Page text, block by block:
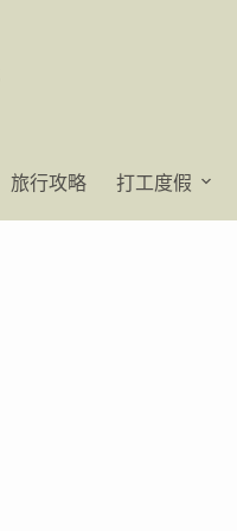
旅行攻略 打工度假